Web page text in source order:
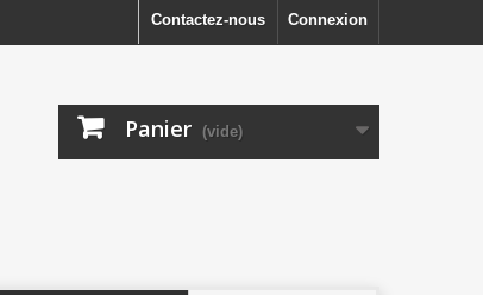
Connexion
Contactez-nous
Panier (vide)